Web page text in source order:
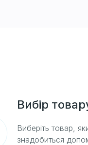
Вибір
Виберіть товар,
знадобиться